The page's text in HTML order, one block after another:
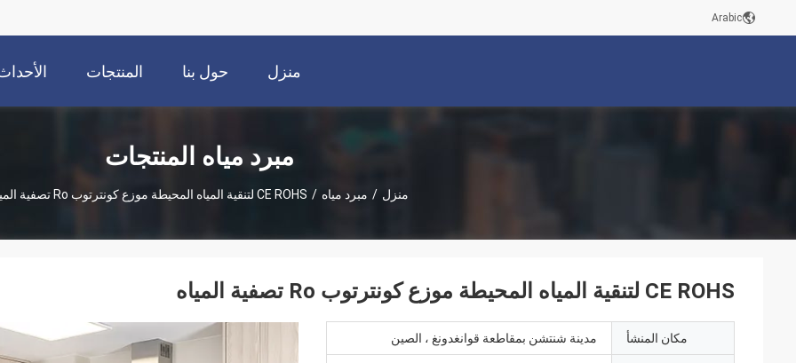
Arabic
منزل حول بنا المنتجات
مبرد مياه المنتجات
منزل / مبرد مياه / CE ROHS لتنقية المياه المحيطة موزع كونترتوب Ro تصفية المياه
CE ROHS لتنقية المياه المحيطة موزع كونترتوب Ro تصفية المياه
مكان المنشأ مدينة شنتشن بمقاطعة قوانغدونغ ، الصين